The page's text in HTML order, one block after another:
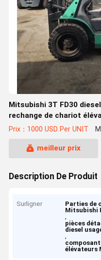
Mitsubishi 3T FD30
rechange de chariot
d'origine utilisée chariot
interne Japon vente à
Prix：1000 USD Per UNIT
meilleur prix
Description De Produit
Surligner
Parties de
Mitsubishi
,
pièces
diesel
,
élévateurs